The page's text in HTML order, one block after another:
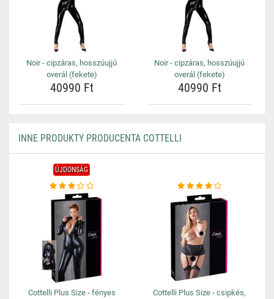
Noir - cipzáras, hosszúujjú
overál (fekete)
40990 Ft
Noir - cipzáras, hosszúujjú
overál (fekete)
40990 Ft
INNE PRODUKTY PRODUCENTA COTTELLI
ÚJDONSÁG
Cottelli Plus Size - fényes
Cottelli Plus Size - csipkés,